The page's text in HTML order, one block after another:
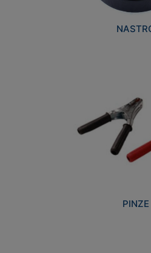
PINZE